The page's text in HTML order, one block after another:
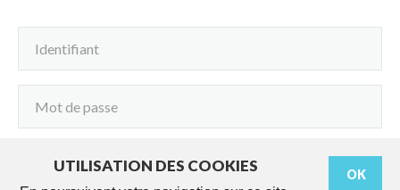
OK
UTILISATION DES COOKIES